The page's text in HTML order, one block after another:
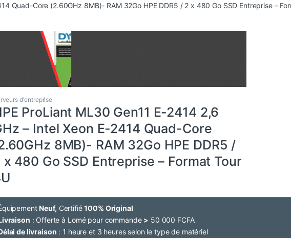
Quad-Core (2.60GHz 8MB)- RAM 32Go HPE DDR5 / 2 x 480 Go SSD Entreprise –
d'entreprise
ProLiant ML30 Gen11 E-2414 2,6
– Intel Xeon E-2414 Quad-Core
8MB)- RAM 32Go HPE DDR5 /
x 480 Go SSD Entreprise – Format Tour
Neuf, Certifié100% Original
: Offerte à Lomé pour commande > 50 000 FCFA
de livraison : 1 heure et 3 heures selon le type de matériel